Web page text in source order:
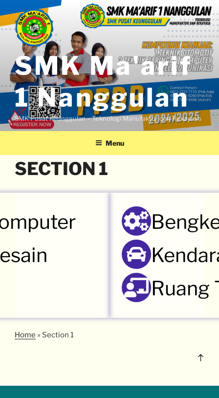
SMK Ma'arif
1 Nanggulan
SMK Pusat Keunggulan – Teknologi Manufaktur dan Rekayasa
Menu
SECTION 1
Ruang
Home » Section 1